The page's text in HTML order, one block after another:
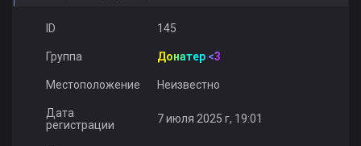
ID 145
Группа Донатер <3
Местоположение Неизвестно
Дата
регистрации
7 июля 2025 г, 19:01